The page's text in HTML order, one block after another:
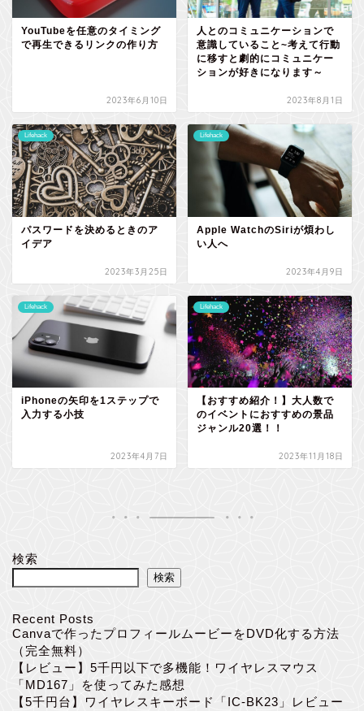
YouTubeを任意のタイミング
で再生できるリンクの作り方
2023年6月10日
人とのコミュニケーションで
意識していること~考えて行動
に移すと劇的にコミュニケー
ションが好きになります～
2023年8月1日
Lifehack
パスワードを決めるときのア
イデア
2023年3月25日
Lifehack
Apple WatchのSiriが煩わし
い人へ
2023年4月9日
Lifehack
iPhoneの矢印を1ステップで
入力する小技
2023年4月7日
Lifehack
【おすすめ紹介！】大人数で
のイベントにおすすめの景品
ジャンル20選！！
2023年11月18日
検索
検索
Recent Posts
Canvaで作ったプロフィールムービーをDVD化する方法
（完全無料）
【レビュー】5千円以下で多機能！ワイヤレスマウス
「MD167」を使ってみた感想
【5千円台】ワイヤレスキーボード「IC-BK23」レビュー